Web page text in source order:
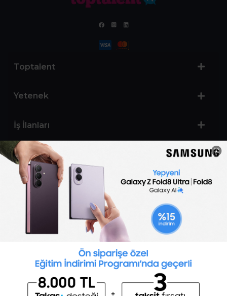
Toptalent
Yetenek
İş İlanları
Sertifika Programları
Yetenek Testleri
Toptalent Marka ve İnsan Kaynakları Danışmanlığı Limited Şirketi Özel İstihdam Bürosu